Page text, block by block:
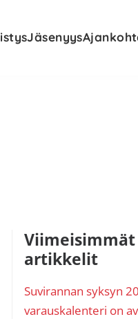
Jäsenyys
Ensisijainen
sivupalkki
Viimeisimmät
artikkelit
Suvirannan syksyn
varauskalenteri on